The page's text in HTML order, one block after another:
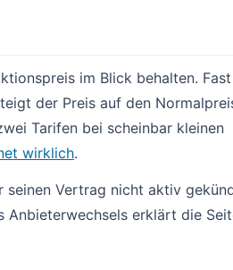
im Blick behalten.
der Preis auf den
Tarifen bei scheinbar kleinen
wirklich.
seinen Vertrag nicht aktiv
Anbieterwechsels erklärt die